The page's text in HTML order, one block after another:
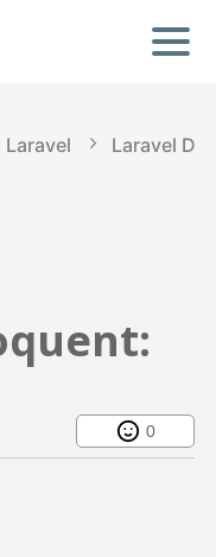
Laravel Laravel
0